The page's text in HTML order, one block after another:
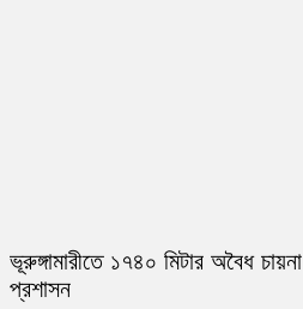
ভূরুঙ্গামারীতে ১৭৪০ মিটার অবৈধ
প্রশাসন